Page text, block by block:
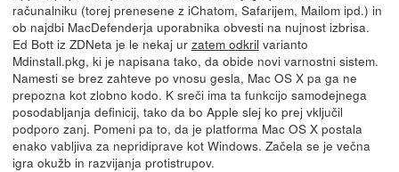
računalniku (torej prenesene z iChatom, Safarijem, Mailom ipd.) in
ob najdbi MacDefenderja uporabnika obvesti na nujnost izbrisa.
Ed Bott iz ZDNeta je le nekaj ur zatem odkril varianto
Mdinstall.pkg, ki je napisana tako, da obide novi varnostni sistem.
Namesti se brez zahteve po vnosu gesla, Mac OS X pa ga ne
prepozna kot zlobno kodo. K sreči ima ta funkcijo samodejnega
posodabljanja definicij, tako da bo Apple slej ko prej vključil
podporo zanj. Pomeni pa to, da je platforma Mac OS X postala
enako vabljiva za nepridiprave kot Windows. Začela se je večna
igra okužb in razvijanja protistrupov.